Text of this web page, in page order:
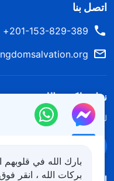
اتصل بنا
201-153-829-389+ 213-551-750-916+
نزل ملكوت الله.
لقد نزلت المملكة بالفعل إلى
بارك الله في قلوبهم
بركات الله ، انقر